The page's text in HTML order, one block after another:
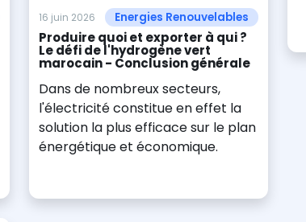
16 juin 2026 Energies Renouvelables
Produire quoi et exporter à qui ?
Le défi de l'hydrogène vert
marocain - Conclusion générale
Dans de nombreux secteurs,
l'électricité constitue en effet la
solution la plus efficace sur le plan
énergétique et économique.